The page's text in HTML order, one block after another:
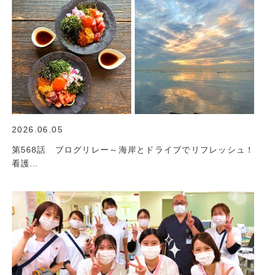
2026.06.05
第568話 ブログリレー～海岸とドライブでリフレッシュ！
看護...